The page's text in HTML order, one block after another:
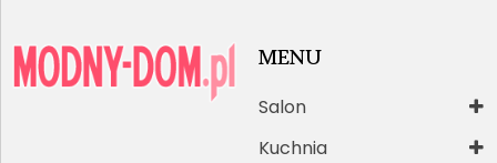
MENU
Salon
Kuchnia